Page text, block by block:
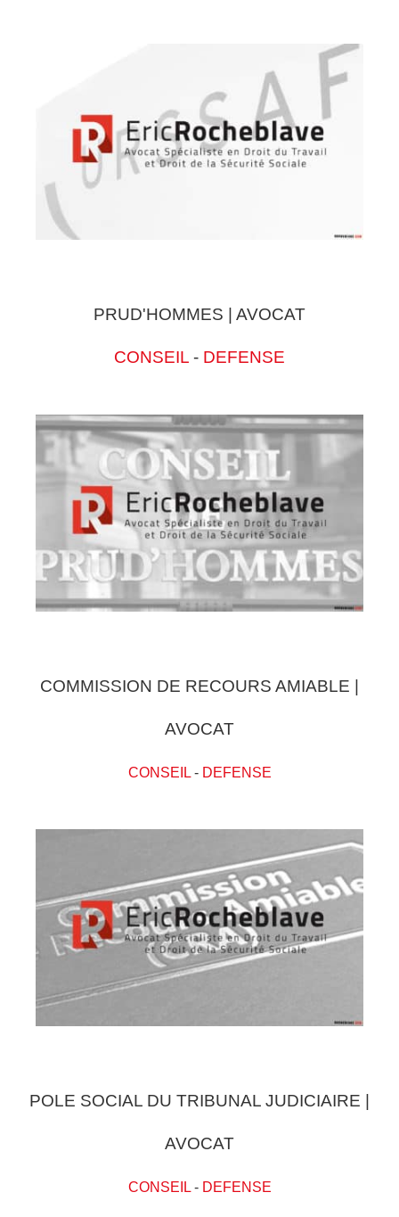
PRUD'HOMMES | AVOCAT
CONSEIL - DEFENSE
COMMISSION DE RECOURS AMIABLE |
AVOCAT
CONSEIL- DEFENSE
POLE SOCIAL DU TRIBUNAL JUDICIAIRE |
AVOCAT
CONSEIL- DEFENSE